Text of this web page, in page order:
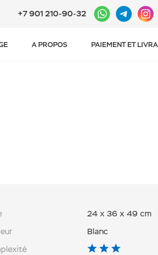
+7 901 210-90-32
A PROPOS PAIEMENT ET
24 x 36 x 49 cm
Blanc